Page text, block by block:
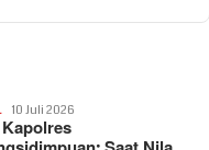
10 Juli 2026